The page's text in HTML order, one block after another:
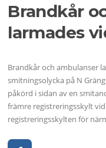
Brandkår
larmades
Brandkår och ambulanser
smitningsolycka på N
påkörd i sidan av en
främre registreringsskylt
registreringsskylten för